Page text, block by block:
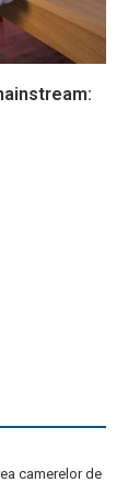
camerelor de